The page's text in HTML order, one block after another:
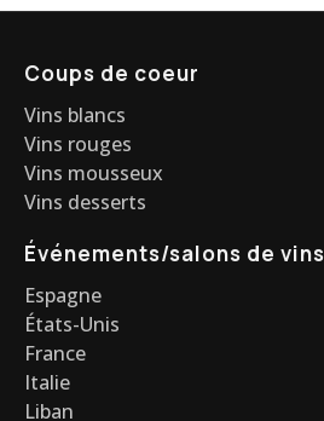
Coups de coeur
Vins blancs
Vins rouges
Vins mousseux
Vins desserts
Événements/salons de vins
Espagne
États-Unis
France
Italie
Liban